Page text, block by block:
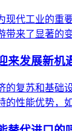
现代工业的重
来了显著的
来发展新机
复苏和基础
性能优势，